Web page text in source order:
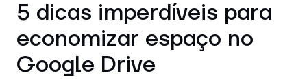
5 dicas imperdíveis para
economizar espaço no
Google Drive